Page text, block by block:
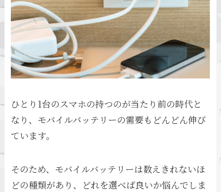
ひとり1台のスマホの持つのが当たり前の時代と
なり、モバイルバッテリーの需要もどんどん伸び
ています。
そのため、モバイルバッテリーは数えきれないほ
どの種類があり、どれを選べば良いか悩んでしま